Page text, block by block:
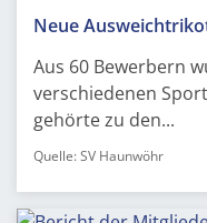
Neue
Aus 60 Bewerbern
verschiedenen
gehörte zu den...
Quelle: SV Haunwöhr